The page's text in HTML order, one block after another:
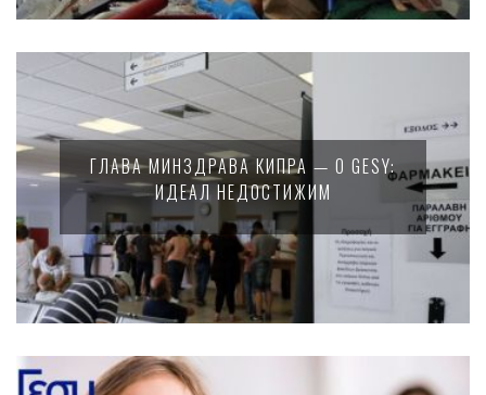
ГЛАВА МИНЗДРАВА КИПРА — О GESY:
ИДЕАЛ НЕДОСТИЖИМ